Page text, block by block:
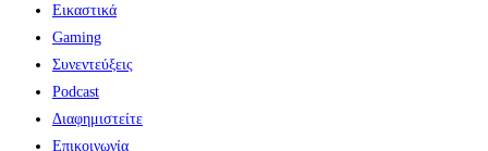
Εικαστικά
Gaming
Συνεντεύξεις
Podcast
Διαφημιστείτε
Επικοινωνία